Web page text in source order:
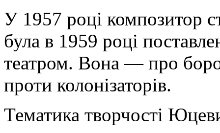
У 1957 році композитор
була в 1959 році
театром. Вона — про
проти колонізаторів.
Тематика творчості